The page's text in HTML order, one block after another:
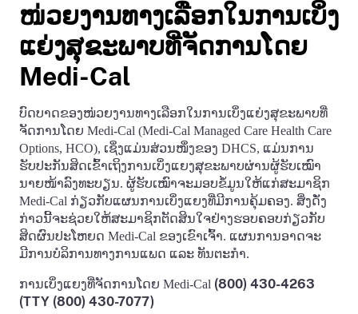
ໜ່ວຍງານທາງເລືອກໃນການເບິ່ງ
ແຍ່ງສຸຂະພາບທີ່ຈັດການໂດຍ
Medi-Cal
ບົດບາດຂອງໜ່ວຍງານທາງເລືອກໃນການເບິ່ງແຍ່ງສຸຂະພາບທີ່
ຈັດການໂດຍ Medi-Cal (Medi-Cal Managed Care Health Care
Options, HCO), ເຊິ່ງແມ່ນສ່ວນໜຶ່ງຂອງ DHCS, ແມ່ນການ
ຮັບປະກັນສິດເຂົ້າເຖິງການເບິ່ງແຍງສຸຂະພາບຜ່ານຜູ້ຮັບເໝົາ
ນາຍໜ້າລົງທະບຽນ. ຜູ້ຮັບເໝົາຈະມອບຂໍ້ມູນໃຫ້ແກ່ສະມາຊິກ
Medi-Cal ກ່ຽວກັບແຜນການເບິ່ງແຍງທີ່ມີການຄຸ້ມຄອງ. ສິ່ງດັ່ງ
ກ່າວນີ້ຈະຊ່ວຍໃຫ້ສະມາຊິກຕັດສິນໃຈຢ່າງຮອບຄອບກ່ຽວກັບ
ສິດຜົນປະໂຫຍດ Medi-Cal ຂອງເຂົາເຈົ້າ. ແຜນການອາດຈະ
ມີການບໍລິການທາງການແພດ ແລະ ທັນຕະກໍາ.
ການເບິ່ງແຍງທີ່ຈັດການໂດຍ Medi-Cal (800) 430-4263
(TTY (800) 430-7077)